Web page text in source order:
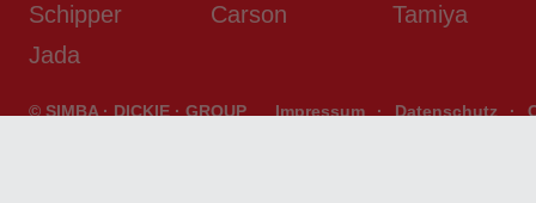
Schipper
Carson
Tamiya
Jada
© SIMBA · DICKIE · GROUP Impressum · Datenschutz ·